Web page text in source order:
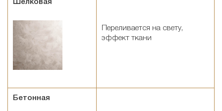
Шелковая
Переливается на свету,
эффект ткани
Бетонная